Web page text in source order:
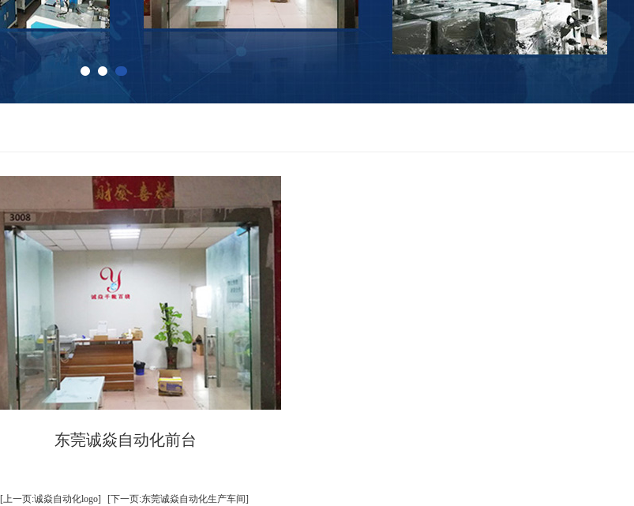
东莞诚焱自动化前台
[上一页:诚焱自动化logo] [下一页:东莞诚焱自动化生产车间]